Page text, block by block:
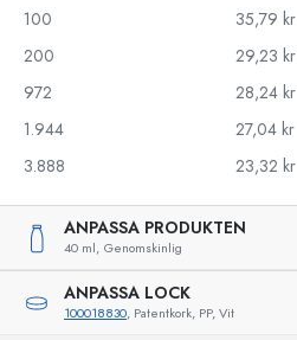
100
35,79 kr
200
29,23 kr
972
28,24 kr
1.944
27,04 kr
3.888
23,32 kr
ANPASSA PRODUKTEN
40 ml, Genomskinlig
ANPASSA LOCK
100018830, Patentkork, PP, Vit